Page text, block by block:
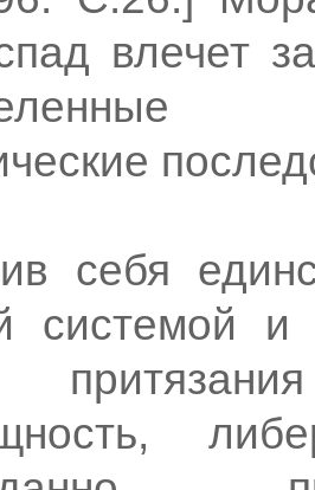
влечет
себя
системой и